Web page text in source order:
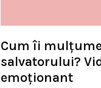
Cum îi
salvatorului?
emoționant